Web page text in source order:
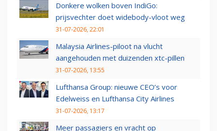
Donkere wolken boven IndiGo:
prijsvechter doet widebody-vloot weg
31-07-2026, 22:01
Malaysia Airlines-piloot na vlucht
aangehouden met duizenden xtc-pillen
31-07-2026, 13:55
Lufthansa Group: nieuwe CEO’s voor
Edelweiss en Lufthansa City Airlines
31-07-2026, 13:17
Meer passagiers en vracht op